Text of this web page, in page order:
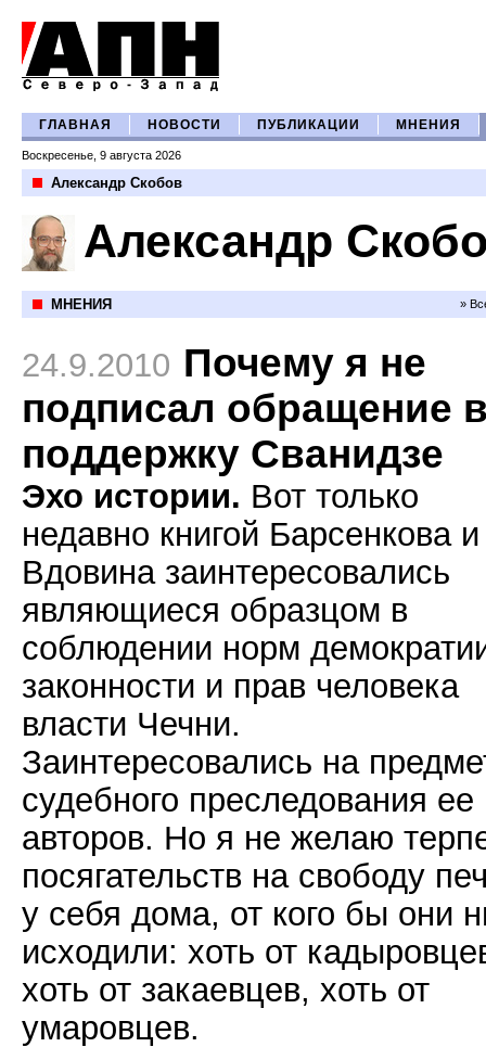
ГЛАВНАЯ НОВОСТИ ПУБЛИКАЦИИ МНЕНИЯ
Воскресенье, 9 августа 2026
Александр Скобов
Александр
МНЕНИЯ »
24.9.2010 Почему я не
подписал обращение
поддержку Сванидзе
Эхо истории. Вот только
недавно книгой Барсенкова и
Вдовина заинтересовались
являющиеся образцом в
соблюдении норм
законности и прав человека
власти Чечни.
Заинтересовались на
судебного преследования ее
авторов. Но я не желаю
посягательств на свободу
у себя дома, от кого бы они
исходили: хоть от
хоть от закаевцев, хоть от
умаровцев.